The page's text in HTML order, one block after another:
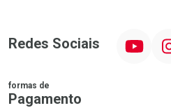
Redes Sociais
formas de
Pagamento